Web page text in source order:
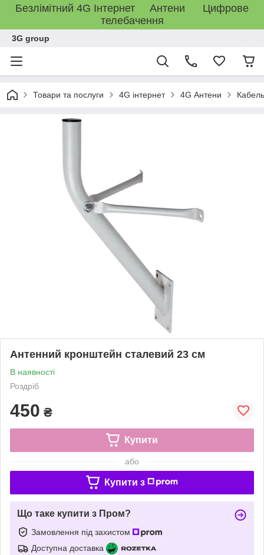
Безлімітний 4G Інтернет Антени Цифрове
телебачення
3G group
Товари та послуги 4G інтернет 4G Антени
Антенний кронштейн сталевий 23 см
В наявності
Роздріб
450 ₴
Купити
або
Купити з
Що таке купити з Пром?
Замовлення під захистом
Доступна доставка